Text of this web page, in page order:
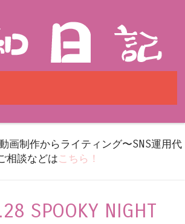
制作からライティング〜SNS運用代
相談などはこちら！
SPOOKY NIGHT